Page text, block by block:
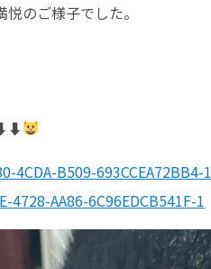
悦のご様子でした。
B509-693CCEA72BB4-1
AA86-6C96EDCB541F-1